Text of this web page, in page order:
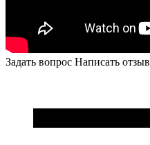
Задать вопрос Написать отзыв